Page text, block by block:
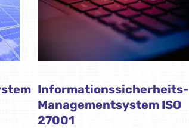
Informationssicherheits-
Managementsystem ISO
27001